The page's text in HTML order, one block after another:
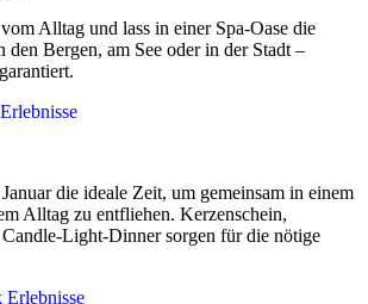
Alltag und lass in einer Spa-Oase die
den Bergen, am See oder in der Stadt –
die ideale Zeit, um gemeinsam in einem
Alltag zu entfliehen. Kerzenschein,
Light-Dinner sorgen für die nötige
Erlebnisse